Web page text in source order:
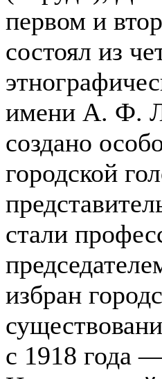
первом и
состоял из
имени А. Ф.
создано
городской
стали
избран
с 1918 года